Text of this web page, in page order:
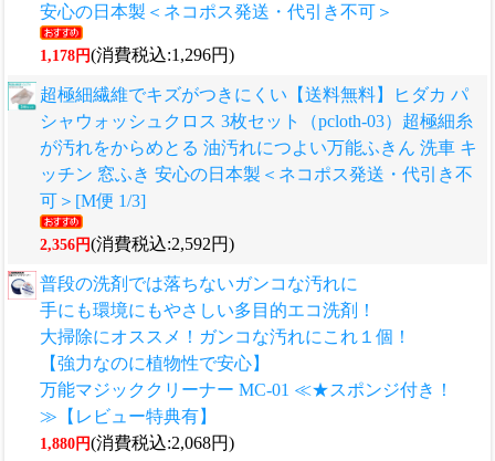
安心の日本製＜ネコポス発送・代引き不可＞
1,178円(消費税込:1,296円)
超極細繊維でキズがつきにくい 【送料無料】ヒダカ パ
シャウォッシュクロス 3枚セット（pcloth-03）超極細糸
が汚れをからめとる 油汚れにつよい万能ふきん 洗車 キ
ッチン 窓ふき 安心の日本製＜ネコポス発送・代引き不
可＞[M便 1/3]
2,356円(消費税込:2,592円)
普段の洗剤では落ちないガンコな汚れに
手にも環境にもやさしい多目的エコ洗剤！
大掃除にオススメ！ガンコな汚れにこれ１個！
【強力なのに植物性で安心】
万能マジッククリーナー MC-01 ≪★スポンジ付き！
≫【レビュー特典有】
1,880円(消費税込:2,068円)